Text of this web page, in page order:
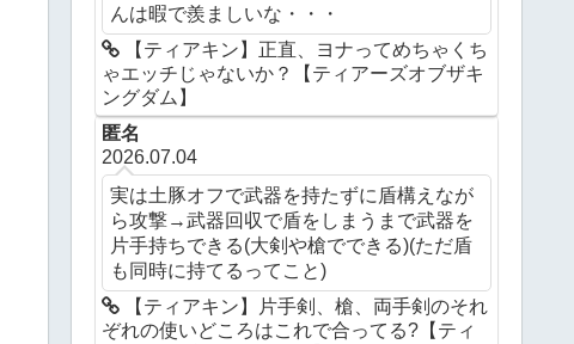
んは暇で羨ましいな・・・
【ティアキン】正直、ヨナってめちゃくち
ゃエッチじゃないか？【ティアーズオブザキ
ングダム】
匿名
2026.07.04
実は土豚オフで武器を持たずに盾構えなが
ら攻撃→武器回収で盾をしまうまで武器を
片手持ちできる(大剣や槍でできる)(ただ盾
も同時に持てるってこと)
【ティアキン】片手剣、槍、両手剣のそれ
ぞれの使いどころはこれで合ってる?【ティ